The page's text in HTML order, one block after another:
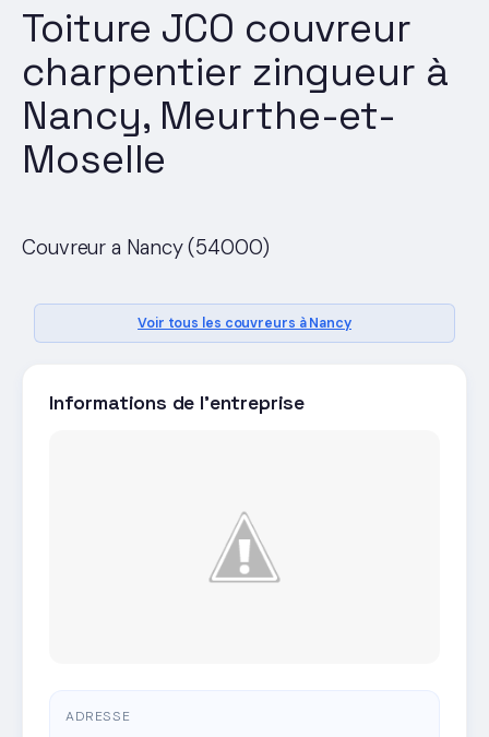
Toiture JCO couvreur
charpentier zingueur à
Nancy, Meurthe-et-
Moselle
Couvreur a Nancy (54000)
Voir tous les couvreurs à Nancy
Informations de l'entreprise
ADRESSE